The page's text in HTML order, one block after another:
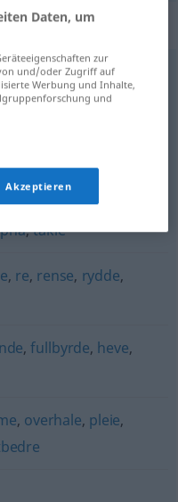
,jenke,justere,
,greie,håndtere
,takle
, re, rense, rydde,
,fullbyrde, heve,
, overhale, pleie,
Daten, um
zur
und/oder Zugriff auf
Werbung und Inhalte,
und
Akzeptieren